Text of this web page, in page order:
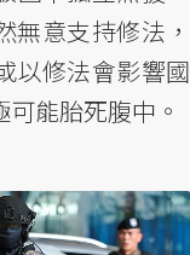
無意支持修法，
以修法會影響國
能胎死腹中。